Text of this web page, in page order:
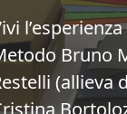
Bruno
(allieva